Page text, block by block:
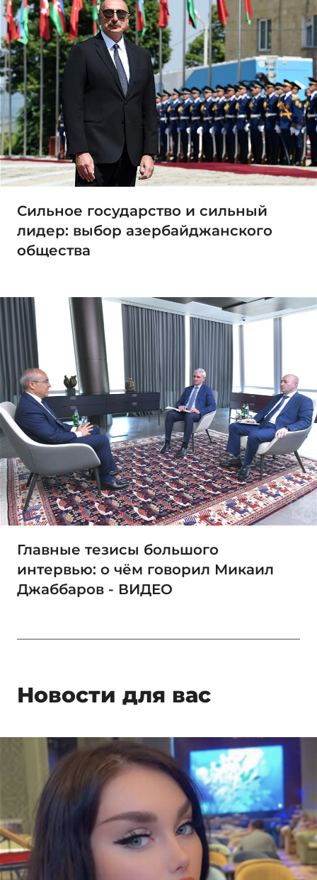
Сильное государство и сильный
лидер: выбор азербайджанского
общества
Главные тезисы большого
интервью: о чём говорил Микаил
Джаббаров - ВИДЕО
Новости для вас